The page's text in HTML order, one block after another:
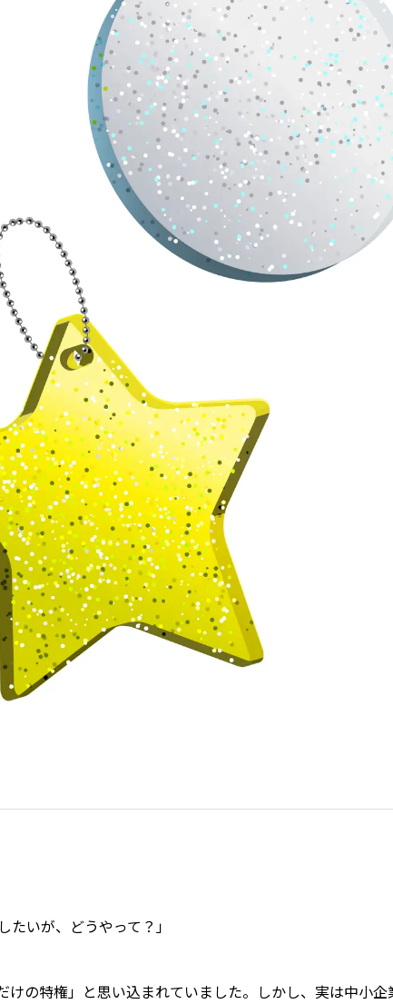
いが、どうやって？」
の特権」と思い込まれていました。しかし、実は中小企